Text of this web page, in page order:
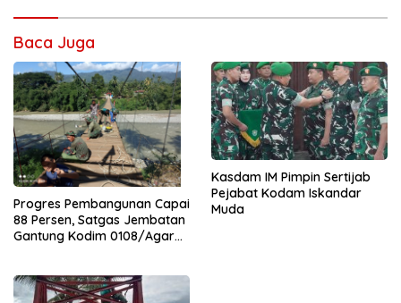
Baca Juga
Progres Pembangunan Capai
88 Persen, Satgas Jembatan
Gantung Kodim 0108/Agara
Kasdam IM Pimpin Sertijab
Pejabat Kodam Iskandar
Muda